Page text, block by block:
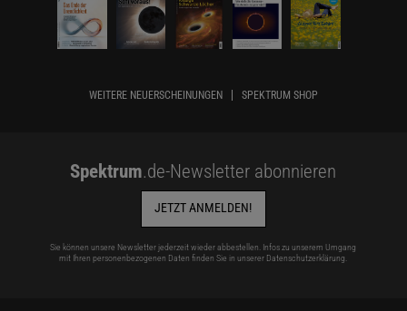
WEITERE NEUERSCHEINUNGEN SPEKTRUM SHOP
Spektrum.de-Newsletter abonnieren
JETZT ANMELDEN!
Sie können unsere Newsletter jederzeit wieder abbestellen. Infos zu unserem Umgang
mit Ihren personenbezogenen Daten finden Sie in unserer Datenschutzerklärung